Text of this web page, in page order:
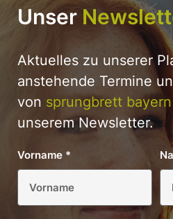
Unser
Aktuelles zu unserer
anstehende Termine
von sprungbrett bayern
unserem Newsletter.
Vorname *